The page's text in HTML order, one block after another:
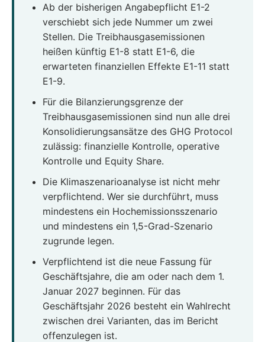
Ab der bisherigen Angabepflicht E1-2
verschiebt sich jede Nummer um zwei
Stellen. Die Treibhausgasemissionen
heißen künftig E1-8 statt E1-6, die
erwarteten finanziellen Effekte E1-11 statt
E1-9.
Für die Bilanzierungsgrenze der
Treibhausgasemissionen sind nun alle drei
Konsolidierungsansätze des GHG Protocol
zulässig: finanzielle Kontrolle, operative
Kontrolle und Equity Share.
Die Klimaszenarioanalyse ist nicht mehr
verpflichtend. Wer sie durchführt, muss
mindestens ein Hochemissionsszenario
und mindestens ein 1,5-Grad-Szenario
zugrunde legen.
Verpflichtend ist die neue Fassung für
Geschäftsjahre, die am oder nach dem 1.
Januar 2027 beginnen. Für das
Geschäftsjahr 2026 besteht ein Wahlrecht
zwischen drei Varianten, das im Bericht
offenzulegen ist.